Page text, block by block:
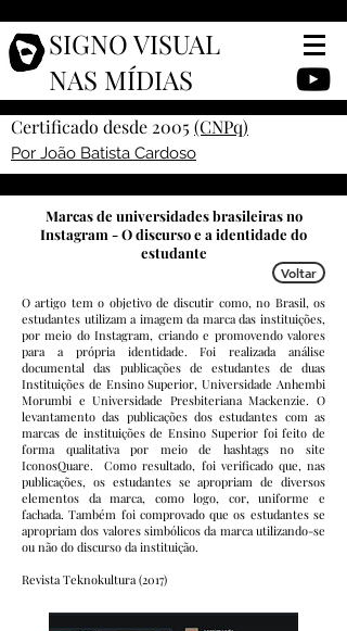
SIGNO VISUAL
NAS MÍDIAS
Certificado desde 2005 (CNPq)
Por João Batista Cardoso
Marcas de universidades brasileiras no
Instagram - O discurso e a identidade do
estudante
Voltar
O artigo tem o objetivo de discutir como, no Brasil, os
estudantes utilizam a imagem da marca das instituições,
por meio do Instagram, criando e promovendo valores
para a própria identidade. Foi realizada análise
documental das publicações de estudantes de duas
Instituições de Ensino Superior, Universidade Anhembi
Morumbi e Universidade Presbiteriana Mackenzie. O
levantamento das publicações dos estudantes com as
marcas de instituições de Ensino Superior foi feito de
forma qualitativa por meio de hashtags no site
IconosQuare. Como resultado, foi verificado que, nas
publicações, os estudantes se apropriam de diversos
elementos da marca, como logo, cor, uniforme e
fachada. Também foi comprovado que os estudantes se
apropriam dos valores simbólicos da marca utilizando-se
ou não do discurso da instituição.
Revista Teknokultura (2017)